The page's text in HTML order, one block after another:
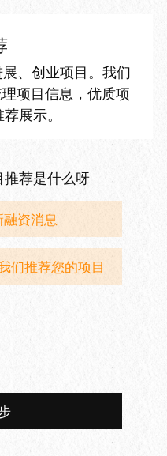
、创业项目。我们
项目信息，优质项
展示。
荐是什么呀
资消息
们推荐您的项目